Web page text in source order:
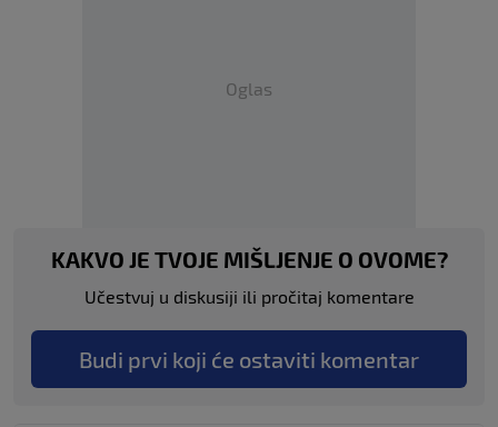
Oglas
KAKVO JE TVOJE MIŠLJENJE O OVOME?
Učestvuj u diskusiji ili pročitaj komentare
Budi prvi koji će ostaviti komentar